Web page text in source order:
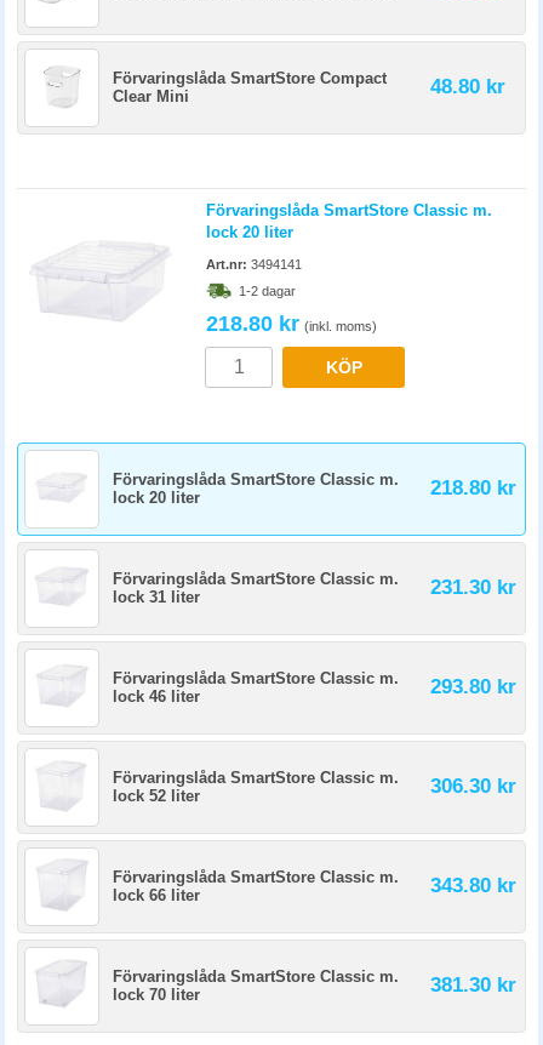
Förvaringslåda SmartStore Compact
Clear Mini
48.80 kr
Förvaringslåda SmartStore Classic m.
lock 20 liter
Art.nr: 3494141
1-2 dagar
218.80 kr (inkl. moms)
KÖP
Förvaringslåda SmartStore Classic m.
lock 20 liter
218.80 kr
Förvaringslåda SmartStore Classic m.
lock 31 liter
231.30 kr
Förvaringslåda SmartStore Classic m.
lock 46 liter
293.80 kr
Förvaringslåda SmartStore Classic m.
lock 52 liter
306.30 kr
Förvaringslåda SmartStore Classic m.
lock 66 liter
343.80 kr
Förvaringslåda SmartStore Classic m.
lock 70 liter
381.30 kr